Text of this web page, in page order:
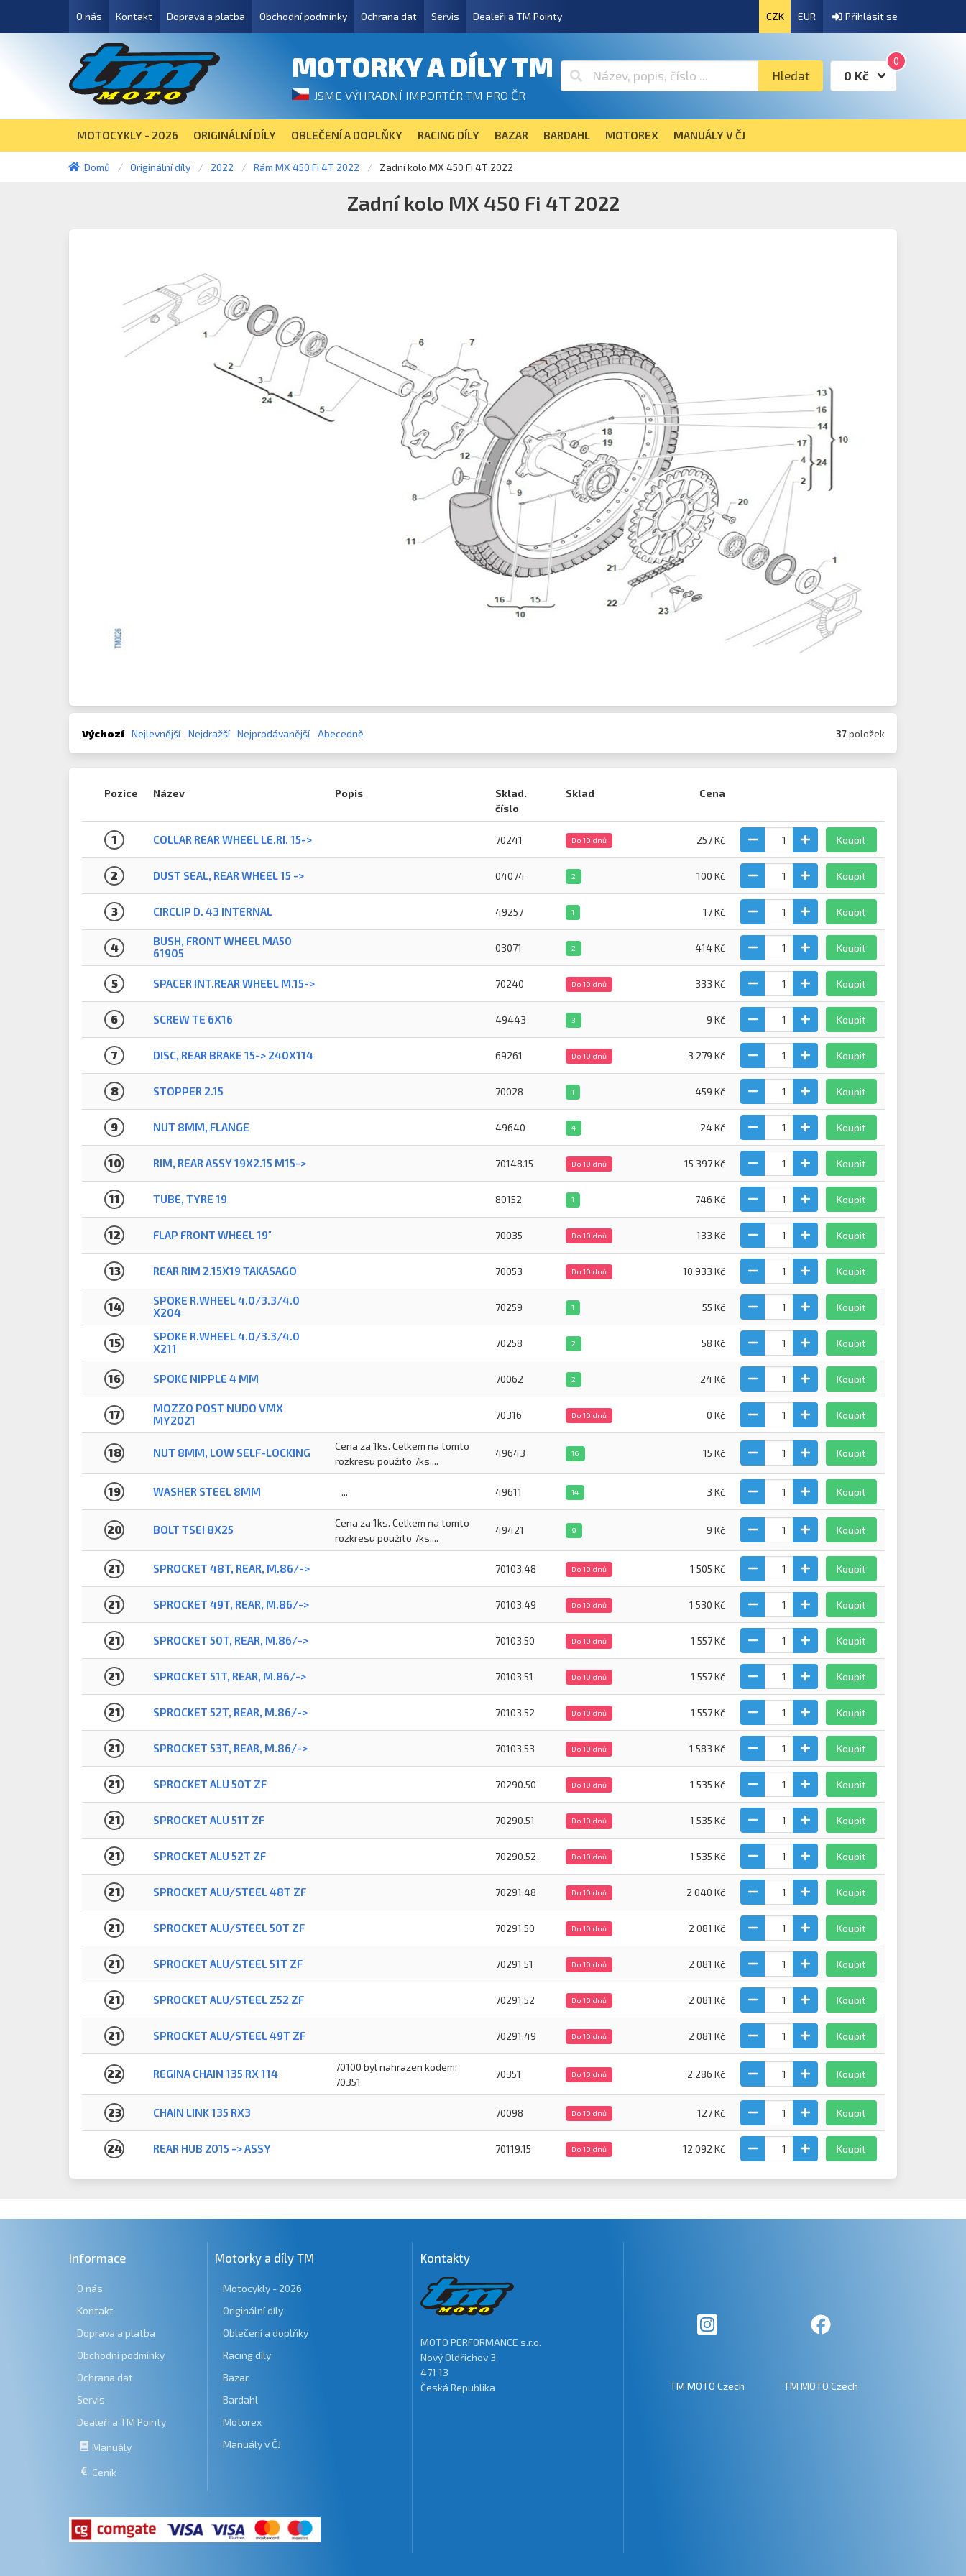
O nás Kontakt Doprava a platba Obchodní podmínky Ochrana dat Servis Dealeři a TM Pointy CZK EUR Přihlásit se
MOTORKY A DÍLY TM
JSME VÝHRADNÍ IMPORTÉR TM PRO ČR
Hledat
0
0 Kč
MOTOCYKLY - 2026 ORIGINÁLNÍ DÍLY OBLEČENÍ A DOPLŇKY RACING DÍLY BAZAR BARDAHL MOTOREX MANUÁLY V ČJ
Domů Originální díly 2022 Rám MX 450 Fi 4T 2022 Zadní kolo MX 450 Fi 4T 2022
Zadní kolo MX 450 Fi 4T 2022
Výchozí Nejlevnější Nejdražší Nejprodávanější Abecedně 37položek
Pozice Název Popis
Sklad.
číslo
Sklad Cena
1 COLLAR REAR WHEEL LE.RI. 15-> 70241 Do 10 dnů 257 Kč Koupit
2 DUST SEAL, REAR WHEEL 15 -> 04074 2 100 Kč Koupit
3 CIRCLIP D. 43 INTERNAL 49257 1 17 Kč Koupit
4
BUSH, FRONT WHEEL MA50
61905
03071 2 414 Kč Koupit
5 SPACER INT.REAR WHEEL M.15-> 70240 Do 10 dnů 333 Kč Koupit
6 SCREW TE 6X16 49443 3 9 Kč Koupit
7 DISC, REAR BRAKE 15-> 240X114 69261 Do 10 dnů 3 279 Kč Koupit
8 STOPPER 2.15 70028 1 459 Kč Koupit
9 NUT 8MM, FLANGE 49640 4 24 Kč Koupit
10 RIM, REAR ASSY 19X2.15 M15-> 70148.15 Do 10 dnů 15 397 Kč Koupit
11 TUBE, TYRE 19 80152 1 746 Kč Koupit
12 FLAP FRONT WHEEL 19" 70035 Do 10 dnů 133 Kč Koupit
13 REAR RIM 2.15X19 TAKASAGO 70053 Do 10 dnů 10 933 Kč Koupit
14
SPOKE R.WHEEL 4.0/3.3/4.0
X204
70259 1 55 Kč Koupit
15
SPOKE R.WHEEL 4.0/3.3/4.0
X211
70258 2 58 Kč Koupit
16 SPOKE NIPPLE 4 MM 70062 2 24 Kč Koupit
17
MOZZO POST NUDO VMX
MY2021
70316 Do 10 dnů 0 Kč Koupit
18 NUT 8MM, LOW SELF-LOCKING
Cena za 1ks. Celkem na tomto
rozkresu použito 7ks....
49643 16 15 Kč Koupit
19 WASHER STEEL 8MM ... 49611 14 3 Kč Koupit
20 BOLT TSEI 8X25
Cena za 1ks. Celkem na tomto
rozkresu použito 7ks....
49421 9 9 Kč Koupit
21 SPROCKET 48T, REAR, M.86/-> 70103.48 Do 10 dnů 1 505 Kč Koupit
21 SPROCKET 49T, REAR, M.86/-> 70103.49 Do 10 dnů 1 530 Kč Koupit
21 SPROCKET 50T, REAR, M.86/-> 70103.50 Do 10 dnů 1 557 Kč Koupit
21 SPROCKET 51T, REAR, M.86/-> 70103.51 Do 10 dnů 1 557 Kč Koupit
21 SPROCKET 52T, REAR, M.86/-> 70103.52 Do 10 dnů 1 557 Kč Koupit
21 SPROCKET 53T, REAR, M.86/-> 70103.53 Do 10 dnů 1 583 Kč Koupit
21 SPROCKET ALU 50T ZF 70290.50 Do 10 dnů 1 535 Kč Koupit
21 SPROCKET ALU 51T ZF 70290.51 Do 10 dnů 1 535 Kč Koupit
21 SPROCKET ALU 52T ZF 70290.52 Do 10 dnů 1 535 Kč Koupit
21 SPROCKET ALU/STEEL 48T ZF 70291.48 Do 10 dnů 2 040 Kč Koupit
21 SPROCKET ALU/STEEL 50T ZF 70291.50 Do 10 dnů 2 081 Kč Koupit
21 SPROCKET ALU/STEEL 51T ZF 70291.51 Do 10 dnů 2 081 Kč Koupit
21 SPROCKET ALU/STEEL Z52 ZF 70291.52 Do 10 dnů 2 081 Kč Koupit
21 SPROCKET ALU/STEEL 49T ZF 70291.49 Do 10 dnů 2 081 Kč Koupit
22 REGINA CHAIN 135 RX 114
70100 byl nahrazen kodem:
70351
70351 Do 10 dnů 2 286 Kč Koupit
23 CHAIN LINK 135 RX3 70098 Do 10 dnů 127 Kč Koupit
24 REAR HUB 2015 -> ASSY 70119.15 Do 10 dnů 12 092 Kč Koupit
Informace
O nás
Kontakt
Doprava a platba
Obchodní podmínky
Ochrana dat
Servis
Dealeři a TM Pointy
Manuály
Ceník
Motorky a díly TM
Motocykly - 2026
Originální díly
Oblečení a doplňky
Racing díly
Bazar
Bardahl
Motorex
Manuály v ČJ
Kontakty
MOTO PERFORMANCE s.r.o.
Nový Oldřichov 3
471 13
Česká Republika
TM MOTO Czech TM MOTO Czech